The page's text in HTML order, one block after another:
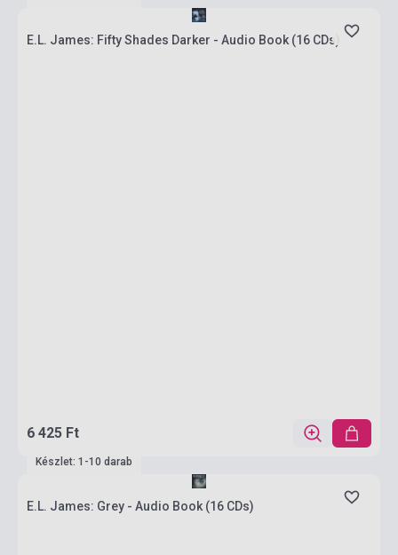
E.L. James: Fifty Shades Darker - Audio Book (16 CDs)
6 425 Ft
Készlet: 1-10 darab
E.L. James: Grey - Audio Book (16 CDs)